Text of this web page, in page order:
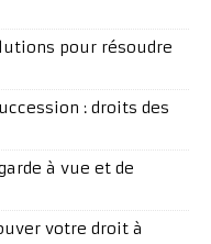
pour résoudre
: droits des
à vue et de
votre droit à